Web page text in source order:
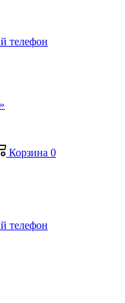
телефон
Корзина 0
телефон